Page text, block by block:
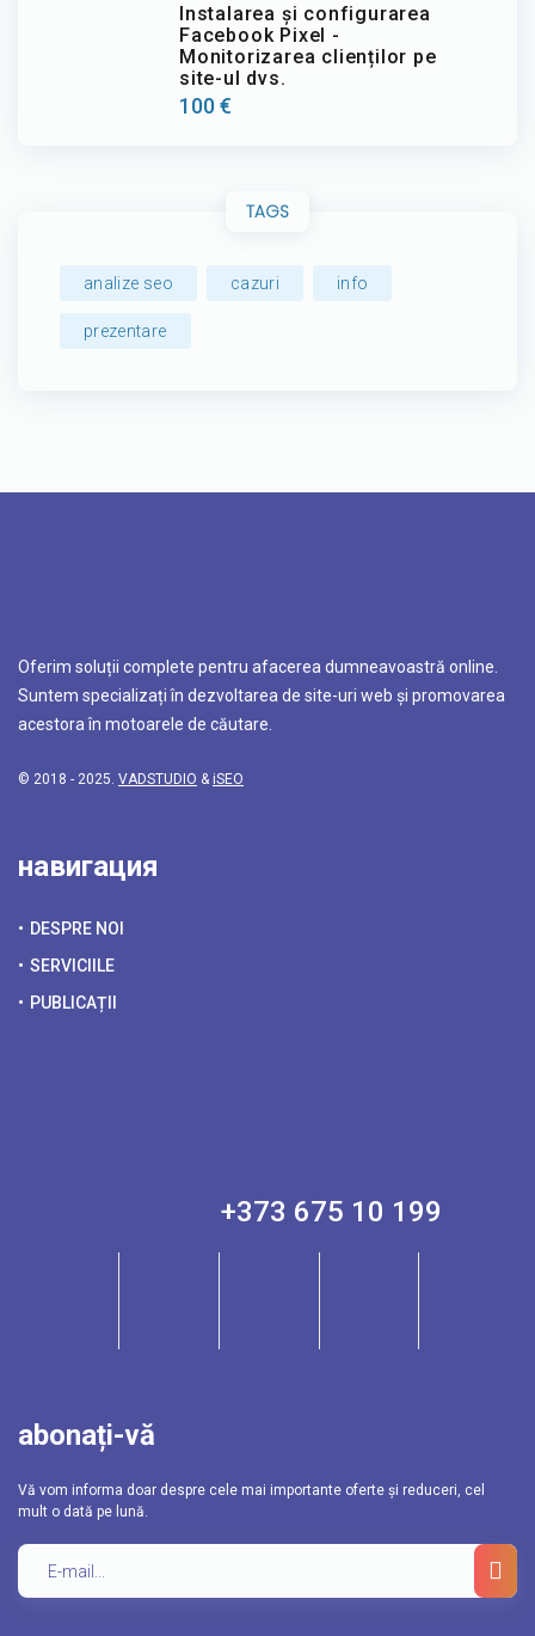
Instalarea și configurarea
Facebook Pixel -
Monitorizarea clienților pe
site-ul dvs.
100€
TAGS
analize seo cazuri info
prezentare
Oferim soluții complete pentru afacerea dumneavoastră online.
Suntem specializați în dezvoltarea de site-uri web și promovarea
acestora în motoarele de căutare.
© 2018 - 2025. VADSTUDIO & iSEO
навигация
DESPRE NOI
SERVICIILE
PUBLICAȚII
+373 675 10 199
abonați-vă
Vă vom informa doar despre cele mai importante oferte și reduceri, cel
mult o dată pe lună.